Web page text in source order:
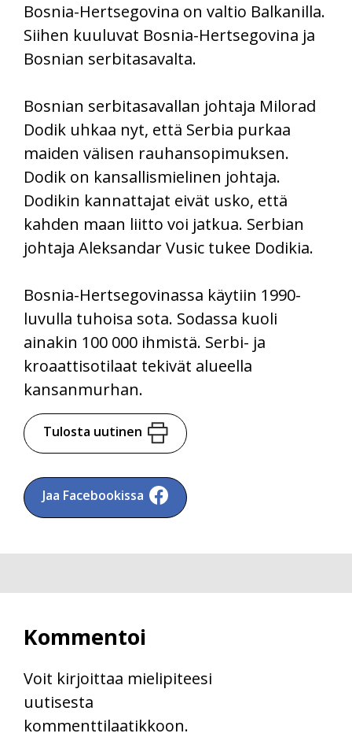
Bosnia-Hertsegovina on valtio Balkanilla.
Siihen kuuluvat Bosnia-Hertsegovina ja
Bosnian serbitasavalta.
Bosnian serbitasavallan johtaja Milorad
Dodik uhkaa nyt, että Serbia purkaa
maiden välisen rauhansopimuksen.
Dodik on kansallismielinen johtaja.
Dodikin kannattajat eivät usko, että
kahden maan liitto voi jatkua. Serbian
johtaja Aleksandar Vusic tukee Dodikia.
Bosnia-Hertsegovinassa käytiin 1990-
luvulla tuhoisa sota. Sodassa kuoli
ainakin 100 000 ihmistä. Serbi- ja
kroaattisotilaat tekivät alueella
kansanmurhan.
Tulosta uutinen
Jaa Facebookissa
Kommentoi
Voit kirjoittaa mielipiteesi
uutisesta
kommenttilaatikkoon.